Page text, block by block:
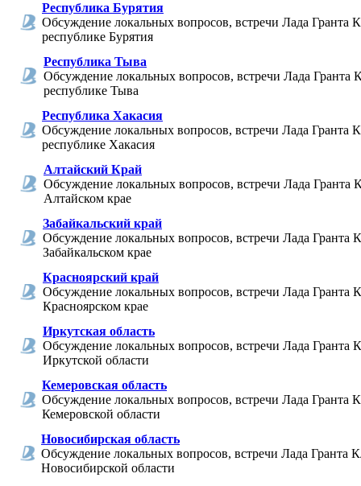
Республика Бурятия
Обсуждение локальных вопросов, встречи Лада Гранта
республике Бурятия
Республика Тыва
Обсуждение локальных вопросов, встречи Лада Гранта
республике Тыва
Республика Хакасия
Обсуждение локальных вопросов, встречи Лада Гранта
республике Хакасия
Алтайский Край
Обсуждение локальных вопросов, встречи Лада Гранта
Алтайском крае
Забайкальский край
Обсуждение локальных вопросов, встречи Лада Гранта
Забайкальском крае
Красноярский край
Обсуждение локальных вопросов, встречи Лада Гранта
Красноярском крае
Иркутская область
Обсуждение локальных вопросов, встречи Лада Гранта
Иркутской области
Кемеровская область
Обсуждение локальных вопросов, встречи Лада Гранта
Кемеровской области
Новосибирская область
Обсуждение локальных вопросов, встречи Лада Гранта
Новосибирской области